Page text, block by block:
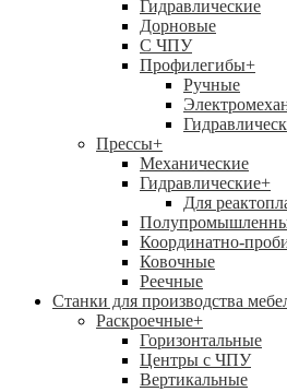
Гидравлические
Дорновые
С ЧПУ
Профилегибы+
Ручные
Прессы+
Механические
Гидравлические+
Для
Координатно-
Ковочные
Реечные
Станки для производства
Раскроечные+
Горизонтальные
Центры с ЧПУ
Вертикальные